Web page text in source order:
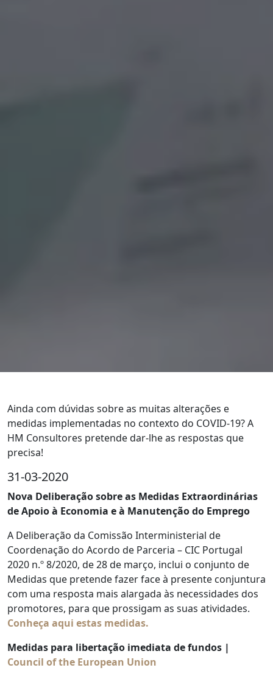
Ainda com dúvidas sobre as muitas alterações e
medidas implementadas no contexto do COVID-19? A
HM Consultores pretende dar-lhe as respostas que
precisa!
31-03-2020
Nova Deliberação sobre as Medidas Extraordinárias
de Apoio à Economia e à Manutenção do Emprego
A Deliberação da Comissão Interministerial de
Coordenação do Acordo de Parceria – CIC Portugal
2020 n.º 8/2020, de 28 de março, inclui o conjunto de
Medidas que pretende fazer face à presente conjuntura
com uma resposta mais alargada às necessidades dos
promotores, para que prossigam as suas atividades.
Conheça aqui estas medidas.
Medidas para libertação imediata de fundos |
Council of the European Union